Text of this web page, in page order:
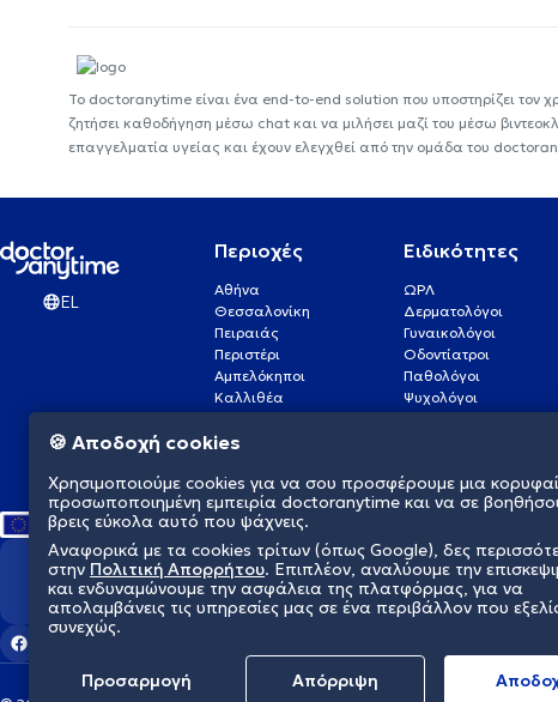
Το doctoranytime είναι ένα end-to-end solution που υποστηρίζει τον
ζητήσει καθοδήγηση μέσω chat και να μιλήσει μαζί του μέσω
επαγγελματία υγείας και έχουν ελεγχθεί από την ομάδα του
EL
Περιοχές
Αθήνα
Θεσσαλονίκη
Πειραιάς
Περιστέρι
Αμπελόκηποι
Καλλιθέα
Γλυφάδα
Νέα Σμύρνη
Ειδικότητες
ΩΡΛ
Δερματολόγοι
Γυναικολόγοι
Οδοντίατροι
Παθολόγοι
Ψυχολόγοι
Καρδιολόγοι
Διαμορφώνουμε το μέλλον της
🍪 Αποδοχή cookies
Χρησιμοποιούμε cookies για να σου προσφέρουμε μια
προσωποποιημένη εμπειρία doctoranytime και να σε
βρεις εύκολα αυτό που ψάχνεις.
Αναφορικά με τα cookies τρίτων (όπως Google), δες
στην Πολιτική Απορρήτου. Επιπλέον, αναλύουμε την
και ενδυναμώνουμε την ασφάλεια της πλατφόρμας, για να
απολαμβάνεις τις υπηρεσίες μας σε ένα περιβάλλον που
συνεχώς.
Προσαρμογή Απόρριψη